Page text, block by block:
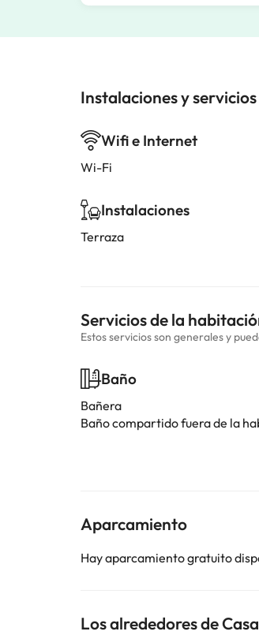
Instalaciones y servicios
Wifi e Internet
Wi-Fi
Instalaciones
Terraza
Servicios de la
Estos servicios son generales y
Baño
Bañera
Baño compartido fuera de la
Aparcamiento
Hay aparcamiento gratuito
Los alrededores de